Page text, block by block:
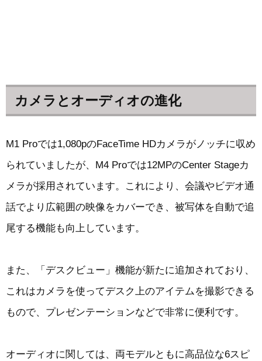
カメラとオーディオの進化
M1 Proでは1,080pのFaceTime HDカメラがノッチに収め
られていましたが、M4 Proでは12MPのCenter Stageカ
メラが採用されています。これにより、会議やビデオ通
話でより広範囲の映像をカバーでき、被写体を自動で追
尾する機能も向上しています。
また、「デスクビュー」機能が新たに追加されており、
これはカメラを使ってデスク上のアイテムを撮影できる
もので、プレゼンテーションなどで非常に便利です。
オーディオに関しては、両モデルともに高品位な6スピ